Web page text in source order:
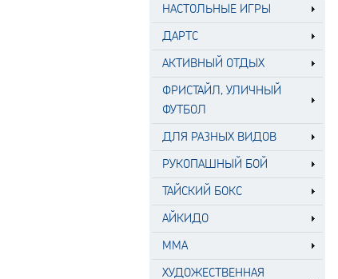
НАСТОЛЬНЫЕ ИГРЫ
ДАРТС
АКТИВНЫЙ ОТДЫХ
ФРИСТАЙЛ, УЛИЧНЫЙ
ФУТБОЛ
ДЛЯ РАЗНЫХ ВИДОВ
РУКОПАШНЫЙ БОЙ
ТАЙСКИЙ БОКС
АЙКИДО
MMA
ХУДОЖЕСТВЕННАЯ